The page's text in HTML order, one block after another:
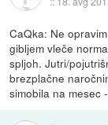
CaQka: Ne
gibljem vleče
spljoh. Jutri/
brezplačne
simobila na mesec